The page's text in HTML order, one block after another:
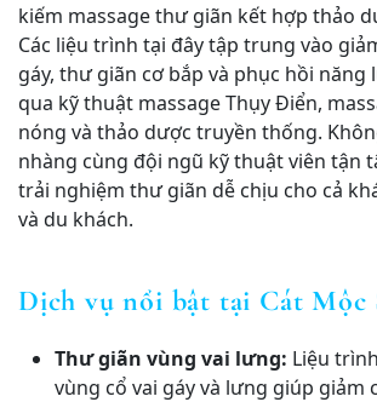
kiếm massage thư giãn kết hợp thảo
Các liệu trình tại đây tập trung vào
gáy, thư giãn cơ bắp và phục hồi
qua kỹ thuật massage Thụy Điển,
nóng và thảo dược truyền thống.
nhàng cùng đội ngũ kỹ thuật viên tận
trải nghiệm thư giãn dễ chịu cho cả
và du khách.
Dịch vụ nổi bật tại Cát Mộc
Thư giãn vùng vai lưng: Liệu
vùng cổ vai gáy và lưng giúp giảm